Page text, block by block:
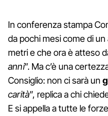
In conferenza stampa
da pochi mesi come di
metri e che ora è atteso
anni”. Ma c’è una
Consiglio: non ci sarà un
carità”, replica a chi
E si appella a tutte le